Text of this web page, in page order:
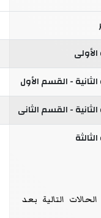
- القسم الأول
- القسم الثانى
التالية بعد